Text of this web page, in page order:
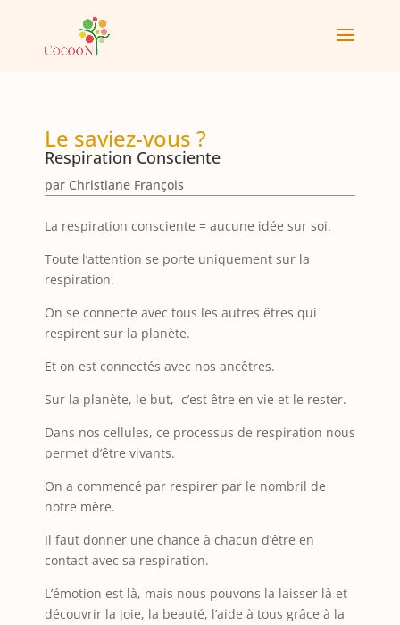
Le saviez-vous ?
Respiration Consciente
par Christiane François
La respiration consciente = aucune idée sur soi.
Toute l’attention se porte uniquement sur la
respiration.
On se connecte avec tous les autres êtres qui
respirent sur la planète.
Et on est connectés avec nos ancêtres.
Sur la planète, le but, c’est être en vie et le rester.
Dans nos cellules, ce processus de respiration nous
permet d’être vivants.
On a commencé par respirer par le nombril de
notre mère.
Il faut donner une chance à chacun d’être en
contact avec sa respiration.
L’émotion est là, mais nous pouvons la laisser là et
découvrir la joie, la beauté, l’aide à tous grâce à la